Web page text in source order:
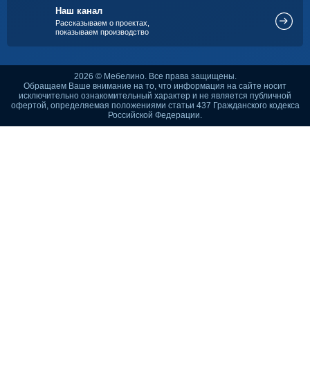
Наш канал
Рассказываем о проектах,
показываем производство
2026 © Мебелино. Все права защищены.
Обращаем Ваше внимание на то, что информация на сайте носит
исключительно ознакомительный характер и не является публичной
офертой, определяемая положениями статьи 437 Гражданского кодекса
Российской Федерации.